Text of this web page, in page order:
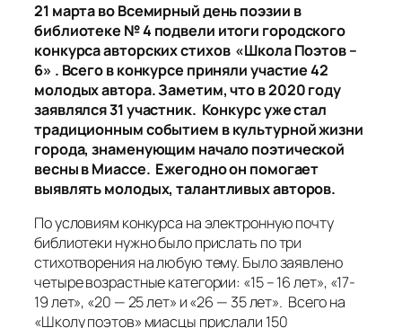
21 марта во Всемирный день поэзии в
библиотеке № 4 подвели итоги городского
конкурса авторских стихов «Школа Поэтов –
6» . Всего в конкурсе приняли участие 42
молодых автора. Заметим, что в 2020 году
заявлялся 31 участник. Конкурс уже стал
традиционным событием в культурной жизни
города, знаменующим начало поэтической
весны в Миассе. Ежегодно он помогает
выявлять молодых, талантливых авторов.
По условиям конкурса на электронную почту
библиотеки нужно было прислать по три
стихотворения на любую тему. Было заявлено
четыре возрастные категории: «15 – 16 лет», «17-
19 лет», «20 — 25 лет» и «26 — 35 лет». Всего на
«Школу поэтов» миасцы прислали 150